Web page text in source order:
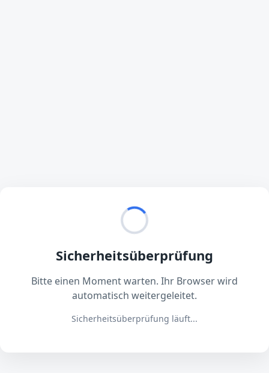
Sicherheitsüberprüfung
Bitte einen Moment warten. Ihr Browser wird
automatisch weitergeleitet.
Sicherheitsüberprüfung läuft...